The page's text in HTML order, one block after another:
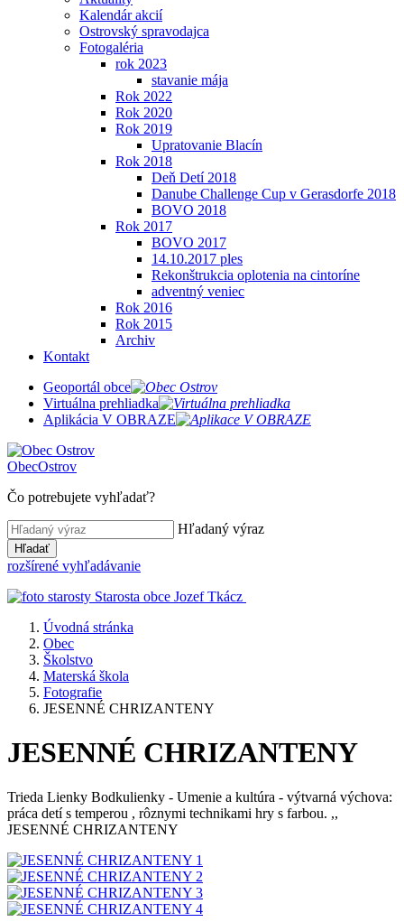
Kalendár akcií
Ostrovský spravodajca
Fotogaléria
rok 2023
stavanie mája
Rok 2022
Rok 2020
Rok 2019
Upratovanie Blacín
Rok 2018
Deň Detí 2018
Danube Challenge Cup v Gerasdorfe 2018
BOVO 2018
Rok 2017
BOVO 2017
14.10.2017 ples
Rekonštrukcia oplotenia na cintoríne
adventný veniec
Rok 2016
Rok 2015
Archiv
Kontakt
Geoportál obce
Virtuálna prehliadka
Aplikácia V OBRAZE
ObecOstrov
Čo potrebujete vyhľadať?
Hľadaný výraz
Hľadať
rozšírené vyhľadávanie
Starosta obce Jozef Tkácz
Úvodná stránka
Obec
Školstvo
Materská škola
Fotografie
JESENNÉ CHRIZANTENY
JESENNÉ CHRIZANTENY
Trieda Lienky Bodkulienky - Umenie a kultúra - výtvarná výchova:
práca detí s temperou , rôznymi technikami hry s farbou. ,,
JESENNÉ CHRIZANTENY